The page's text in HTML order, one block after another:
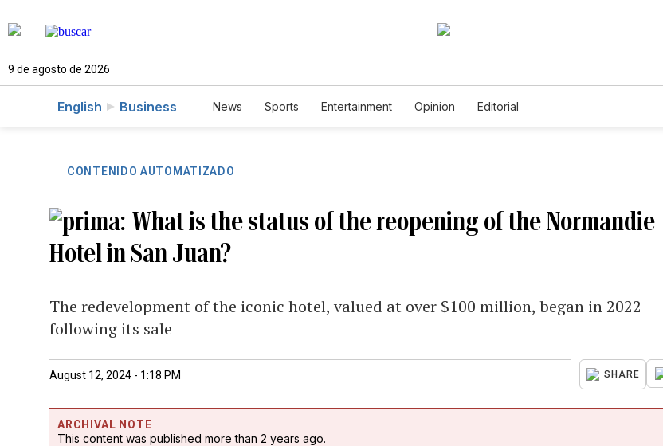
9 de agosto de 2026
English Business News Sports Entertainment Opinion Editorial
CONTENIDO AUTOMATIZADO
What is the status of the reopening of the Normandie
Hotel in San Juan?
The redevelopment of the iconic hotel, valued at over $100 million, began in 2022
following its sale
August 12, 2024 - 1:18 PM SHARE
ARCHIVAL NOTE
This content was published more than 2 years ago.